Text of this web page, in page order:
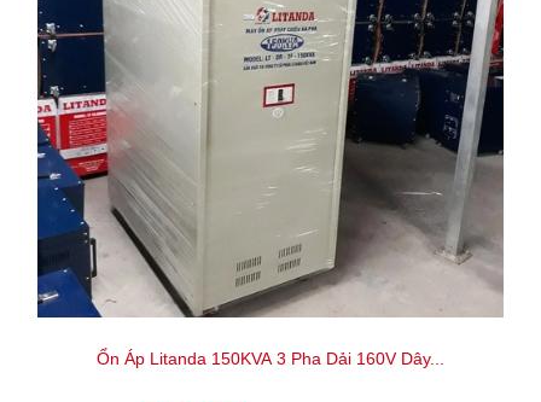
Ổn Áp Litanda 150KVA 3 Pha Dải 160V Dây...